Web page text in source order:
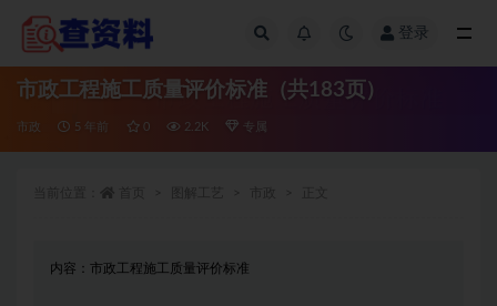
登录
市政工程施工质量评价标准（共183页）
市政 5 年前 0 2.2K 专属
内容：市政工程施工质量评价标准